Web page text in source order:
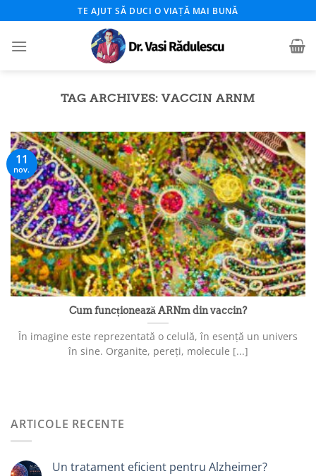
to
content
TE AJUT SĂ DUCI O VIAȚĂ MAI BUNĂ
TAG ARCHIVES:VACCIN ARNM
Cum funcționează ARNm din vaccin?
În imagine este reprezentată o celulă, în esență un univers
în sine. Organite, pereți, molecule [...]
11
nov.
ARTICOLE RECENTE
Un tratament eficient pentru Alzheimer?